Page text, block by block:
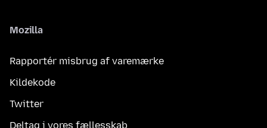
Mozilla
Rapportér misbrug af varemærke
Kildekode
Twitter
Deltag i vores fællesskab